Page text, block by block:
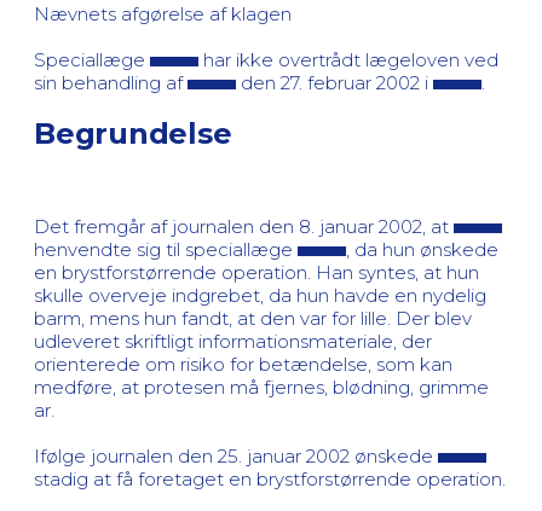
Nævnets afgørelse af klagen
Speciallæge
har ikke overtrådt lægeloven ved
sin behandling af
den 27. februar 2002 i
Begrundelse
Det fremgår af journalen den 8. januar 2002, at
henvendte sig til speciallæge
, da hun ønskede
en brystforstørrende operation. Han syntes, at hun
skulle overveje indgrebet, da hun havde en nydelig
barm, mens hun fandt, at den var for lille. Der blev
udleveret skriftligt informationsmateriale, der
orienterede om risiko for betændelse, som kan
medføre, at protesen må fjernes, blødning, grimme
ar.
Ifølge journalen den 25. januar 2002 ønskede
stadig at få foretaget en brystforstørrende operation.